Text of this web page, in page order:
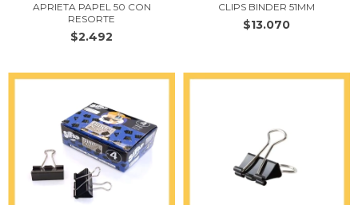
APRIETA PAPEL 50 CON
RESORTE
$2.492
CLIPS BINDER 51MM
$13.070